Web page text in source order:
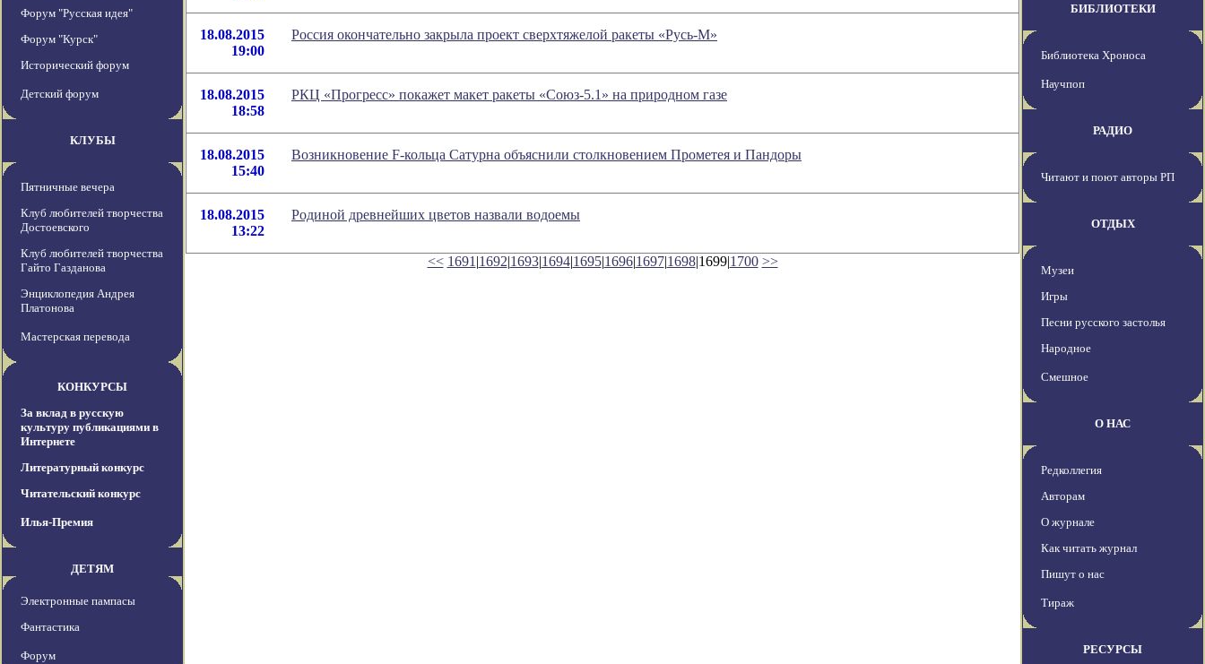
Форум "Русская идея"
Форум "Курск"
Исторический форум
Детский форум
КЛУБЫ
Пятничные вечера
Клуб любителей творчества
Достоевского
Клуб любителей творчества
Гайто Газданова
Энциклопедия Андрея
Платонова
Мастерская перевода
КОНКУРСЫ
За вклад в русскую
культуру публикациями в
Интернете
Литературный конкурс
Читательский конкурс
Илья-Премия
ДЕТЯМ
Электронные пампасы
Фантастика
Форум
18.08.2015
19:00
Россия окончательно закрыла проект сверхтяжелой ракеты «Русь-М»
18.08.2015
18:58
РКЦ «Прогресс» покажет макет ракеты «Союз-5.1» на природном газе
18.08.2015
15:40
Возникновение F-кольца Сатурна объяснили столкновением Прометея и Пандоры
18.08.2015
13:22
Родиной древнейших цветов назвали водоемы
<< 1691 |1692|1693|1694|1695|1696|1697|1698|1699|1700 >>
БИБЛИОТЕКИ
Библиотека Хроноса
Научпоп
РАДИО
Читают и поют авторы РП
ОТДЫХ
Музеи
Игры
Песни русского застолья
Народное
Смешное
О НАС
Редколлегия
Авторам
О журнале
Как читать журнал
Пишут о нас
Тираж
РЕСУРСЫ